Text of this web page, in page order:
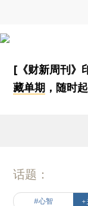
[《财新周刊》
藏单期 ，随时
话题：
#心智 +